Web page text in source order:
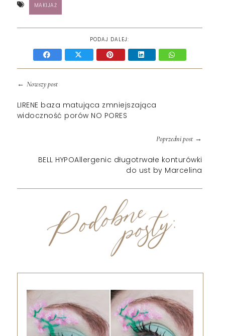
MAKIJAŻ
PODAJ DALEJ:
← Nowszy post
LIRENE baza matująca zmniejszająca
widoczność porów NO PORES
Poprzedni post→
BELL HYPOAllergenic długotrwałe konturówki
do ust by Marcelina